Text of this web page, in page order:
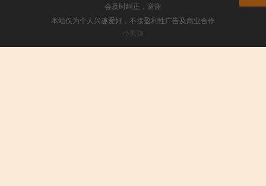
会及时纠正，谢谢
本站仅为个人兴趣爱好，不接盈利性广告及商业合作
小男孩